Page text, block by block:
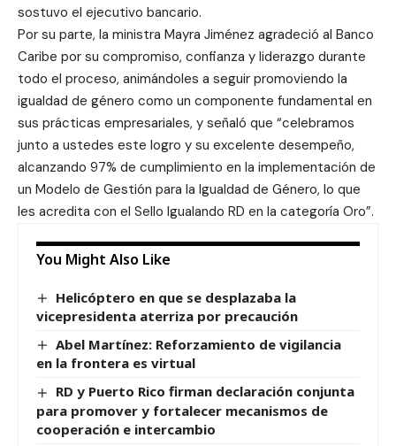
sostuvo el ejecutivo bancario.
Por su parte, la ministra Mayra Jiménez agradeció al Banco
Caribe por su compromiso, confianza y liderazgo durante
todo el proceso, animándoles a seguir promoviendo la
igualdad de género como un componente fundamental en
sus prácticas empresariales, y señaló que “celebramos
junto a ustedes este logro y su excelente desempeño,
alcanzando 97% de cumplimiento en la implementación de
un Modelo de Gestión para la Igualdad de Género, lo que
les acredita con el Sello Igualando RD en la categoría Oro”.
You Might Also Like
Helicóptero en que se desplazaba la
vicepresidenta aterriza por precaución
Abel Martínez: Reforzamiento de vigilancia
en la frontera es virtual
RD y Puerto Rico firman declaración conjunta
para promover y fortalecer mecanismos de
cooperación e intercambio